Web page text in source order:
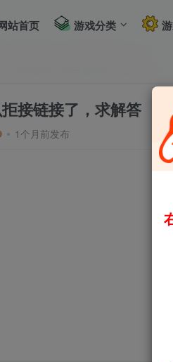
站首页 游戏分类
接链接了，求解答
1个月前发布